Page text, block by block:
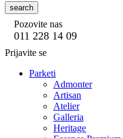
search
Pozovite nas
011 228 14 09
Prijavite se
Parketi
Admonter
Artisan
Atelier
Galleria
Heritage